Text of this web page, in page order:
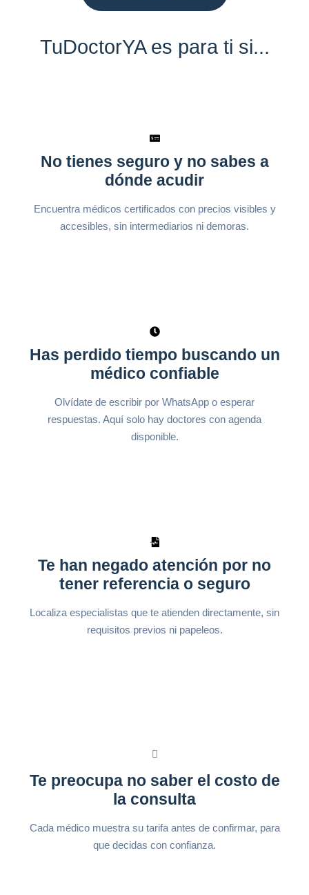
TuDoctorYA es para ti si...
No tienes seguro y no sabes a
dónde acudir
Encuentra médicos certificados con precios visibles y
accesibles, sin intermediarios ni demoras.
Has perdido tiempo buscando un
médico confiable
Olvídate de escribir por WhatsApp o esperar
respuestas. Aquí solo hay doctores con agenda
disponible.
Te han negado atención por no
tener referencia o seguro
Localiza especialistas que te atienden directamente, sin
requisitos previos ni papeleos.
Te preocupa no saber el costo de
la consulta
Cada médico muestra su tarifa antes de confirmar, para
que decidas con confianza.